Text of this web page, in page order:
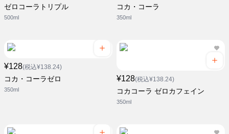
ゼロコーラトリプル
500ml
コカ・コーラ
350ml
¥128(税込¥138.24)
コカ・コーラゼロ
350ml
¥128(税込¥138.24)
コカコーラ ゼロカフェイン
350ml